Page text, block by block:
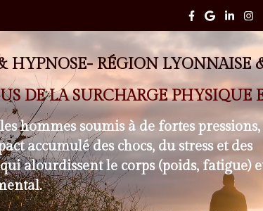
HYPNOSE- RÉGION LYONNAISE
DE LA SURCHARGE
hommes soumis à de fortes pressions,
accumulé des chocs, du stress et des
alourdissent le corps (poids, fatigue)